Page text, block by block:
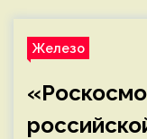
Железо